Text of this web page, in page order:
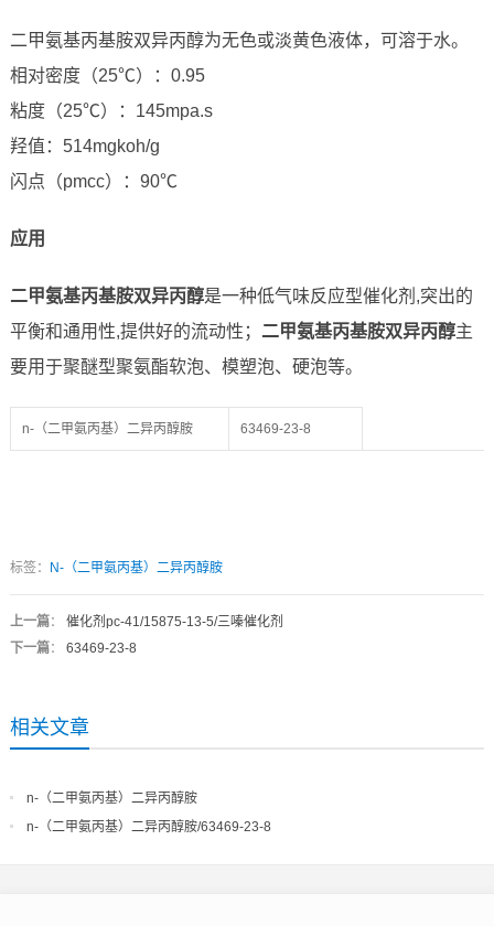
二甲氨基丙基胺双异丙醇为无色或淡黄色液体，可溶于水。
相对密度（25℃）：0.95
粘度（25℃）：145mpa.s
羟值：514mgkoh/g
闪点（pmcc）：90℃
应用
二甲氨基丙基胺双异丙醇是一种低气味反应型催化剂,突出的
平衡和通用性,提供好的流动性； 二甲氨基丙基胺双异丙醇主
要用于聚醚型聚氨酯软泡、模塑泡、硬泡等。
n-（二甲氨丙基）二异丙醇胺 63469-23-8
标签： N-（二甲氨丙基）二异丙醇胺
上一篇： 催化剂pc-41/15875-13-5/三嗪催化剂
下一篇： 63469-23-8
相关文章
n-（二甲氨丙基）二异丙醇胺
n-（二甲氨丙基）二异丙醇胺/63469-23-8